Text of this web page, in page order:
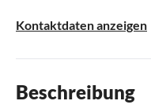
Kontaktdaten anzeigen
Beschreibung